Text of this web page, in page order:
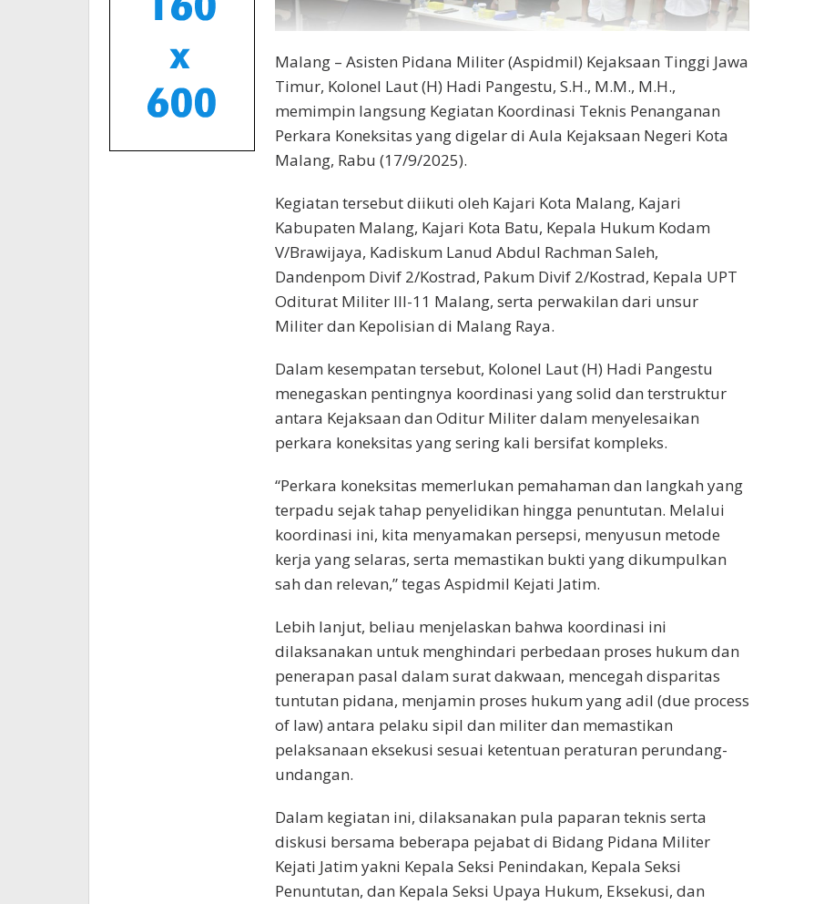
Malang – Asisten Pidana Militer (Aspidmil) Kejaksaan Tinggi Jawa
Timur, Kolonel Laut (H) Hadi Pangestu, S.H., M.M., M.H.,
memimpin langsung Kegiatan Koordinasi Teknis Penanganan
Perkara Koneksitas yang digelar di Aula Kejaksaan Negeri Kota
Malang, Rabu (17/9/2025).
Kegiatan tersebut diikuti oleh Kajari Kota Malang, Kajari
Kabupaten Malang, Kajari Kota Batu, Kepala Hukum Kodam
V/Brawijaya, Kadiskum Lanud Abdul Rachman Saleh,
Dandenpom Divif 2/Kostrad, Pakum Divif 2/Kostrad, Kepala UPT
Oditurat Militer III-11 Malang, serta perwakilan dari unsur
Militer dan Kepolisian di Malang Raya.
Dalam kesempatan tersebut, Kolonel Laut (H) Hadi Pangestu
menegaskan pentingnya koordinasi yang solid dan terstruktur
antara Kejaksaan dan Oditur Militer dalam menyelesaikan
perkara koneksitas yang sering kali bersifat kompleks.
“Perkara koneksitas memerlukan pemahaman dan langkah yang
terpadu sejak tahap penyelidikan hingga penuntutan. Melalui
koordinasi ini, kita menyamakan persepsi, menyusun metode
kerja yang selaras, serta memastikan bukti yang dikumpulkan
sah dan relevan,” tegas Aspidmil Kejati Jatim.
Lebih lanjut, beliau menjelaskan bahwa koordinasi ini
dilaksanakan untuk menghindari perbedaan proses hukum dan
penerapan pasal dalam surat dakwaan, mencegah disparitas
tuntutan pidana, menjamin proses hukum yang adil (due process
of law) antara pelaku sipil dan militer dan memastikan
pelaksanaan eksekusi sesuai ketentuan peraturan perundang-
undangan.
Dalam kegiatan ini, dilaksanakan pula paparan teknis serta
diskusi bersama beberapa pejabat di Bidang Pidana Militer
Kejati Jatim yakni Kepala Seksi Penindakan, Kepala Seksi
Penuntutan, dan Kepala Seksi Upaya Hukum, Eksekusi, dan